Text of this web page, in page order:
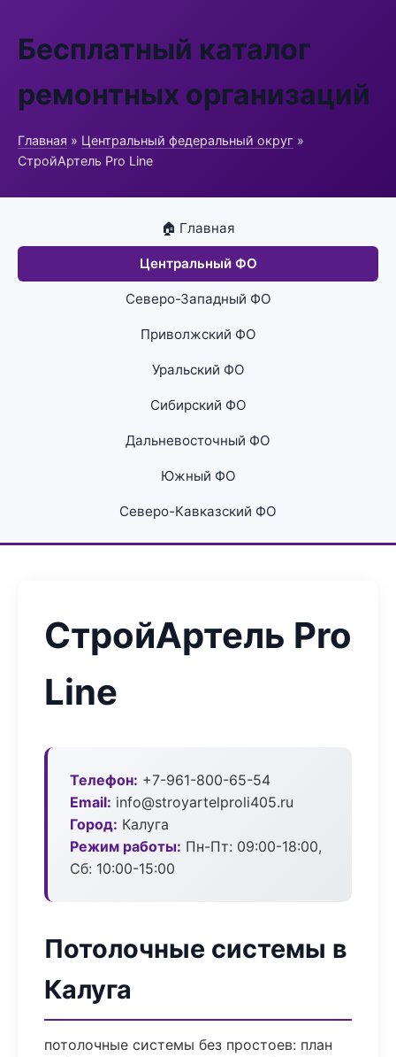
Бесплатный каталог
ремонтных организаций
Главная » Центральный федеральный округ »
СтройАртель Pro Line
🏠 Главная
Центральный ФО
Северо-Западный ФО
Приволжский ФО
Уральский ФО
Сибирский ФО
Дальневосточный ФО
Южный ФО
Северо-Кавказский ФО
СтройАртель Pro
Line
Телефон: +7-961-800-65-54
Email: info@stroyartelproli405.ru
Город: Калуга
Режим работы: Пн-Пт: 09:00-18:00,
Сб: 10:00-15:00
Потолочные системы в
Калуга
потолочные системы без простоев: план